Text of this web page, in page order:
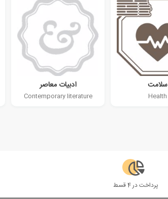
سلامت
Health
ادبیات معاصر
Contemporary literature
پرداخت در 4 قسط